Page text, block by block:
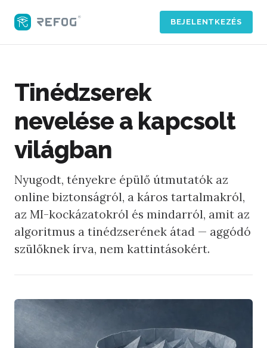
BEJELENTKEZÉS
Tinédzserek
nevelése a kapcsolt
világban
Nyugodt, tényekre épülő útmutatók az
online biztonságról, a káros tartalmakról,
az MI-kockázatokról és mindarról, amit az
algoritmus a tinédzserének átad — aggódó
szülőknek írva, nem kattintásokért.